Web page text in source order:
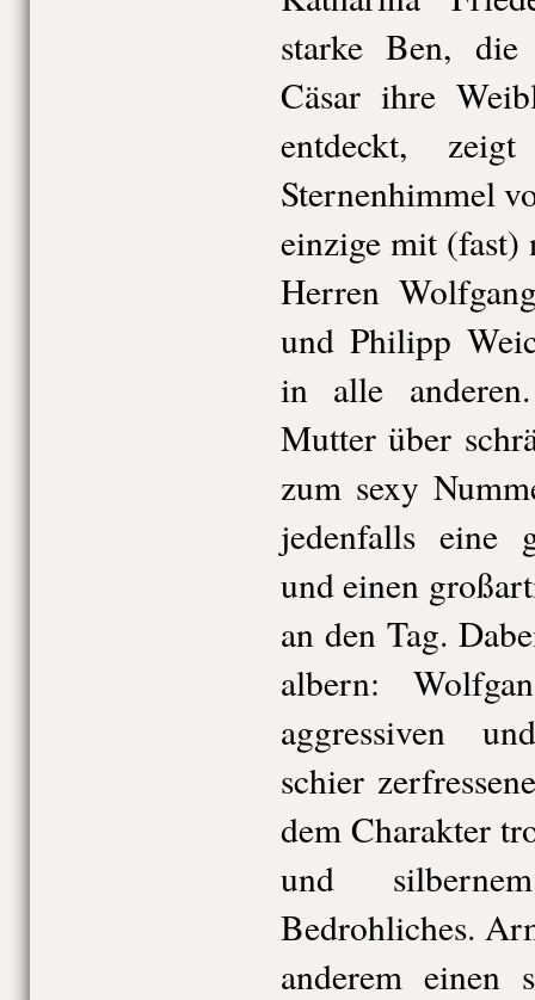
starke Ben, die
Cäsar ihre
entdeckt,
Sternenhimmel
einzige mit (fast)
Herren
und Philipp
in alle
Mutterüber
zum sexy
jedenfalls eine
und einen
an den Tag.
albern:
aggressiven
schier
dem Charakter
und
Bedrohliches.
anderem einen